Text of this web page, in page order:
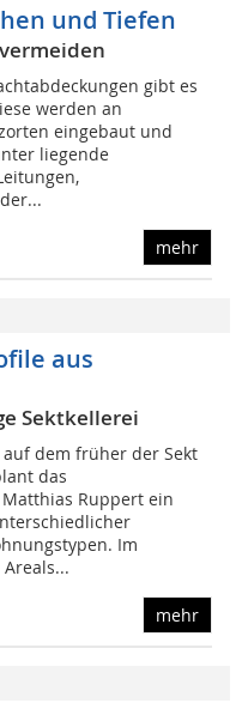
und Tiefen
gibt es
werden an
eingebaut und
liegende
mehr
aus
Sektkellerei
dem früher der Sekt
das
Ruppert ein
Im
mehr